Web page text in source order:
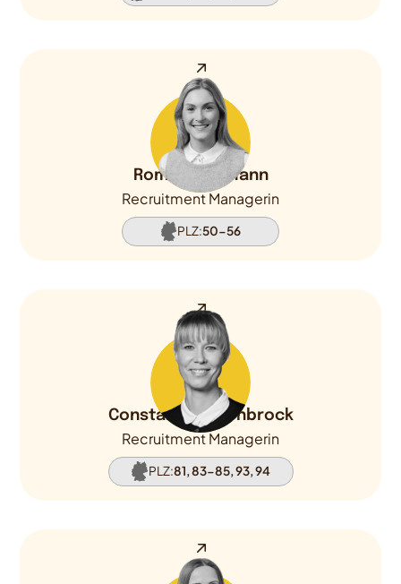
Romina Ammann
Recruitment Managerin
PLZ:50-56
Constance Uhlenbrock
Recruitment Managerin
PLZ:81, 83-85, 93, 94